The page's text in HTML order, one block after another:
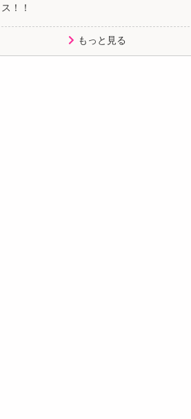
ス！！
もっと見る